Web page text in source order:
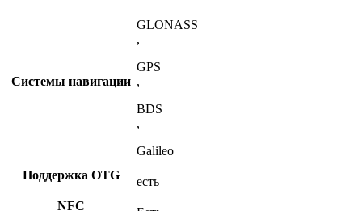
Системы навигации
GLONASS
,
GPS
,
BDS
,
Galileo
Поддержка OTG
есть
NFC